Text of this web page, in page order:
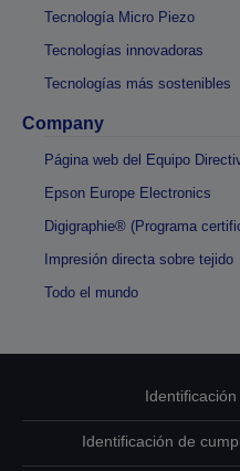
Tecnología Micro Piezo
Tecnologías innovadoras
Tecnologías más sostenibles
Company
Página web del Equipo
Epson Europe Electronics
Digigraphie® (Programa
Impresión directa sobre tejido
Todo el mundo
Identificación de